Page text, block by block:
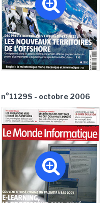
n°1129S - octobre 2006